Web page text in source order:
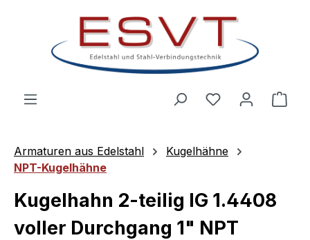
Zum Hauptinhalt springen
Armaturen aus Edelstahl
Kugelhähne
NPT-Kugelhähne
Kugelhahn 2-teilig IG 1.4408
voller Durchgang 1" NPT